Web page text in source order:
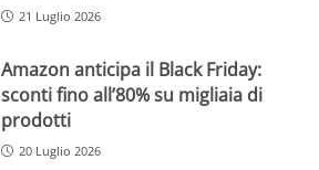
21 Luglio 2026
Amazon anticipa il Black Friday:
sconti fino all’80% su migliaia di
prodotti
20 Luglio 2026